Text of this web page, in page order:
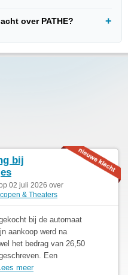
over PATHE?
bij
02 juli 2026 over
& Theaters
bij de automaat
aankoop werd na
het bedrag van 26,50
Een
meer